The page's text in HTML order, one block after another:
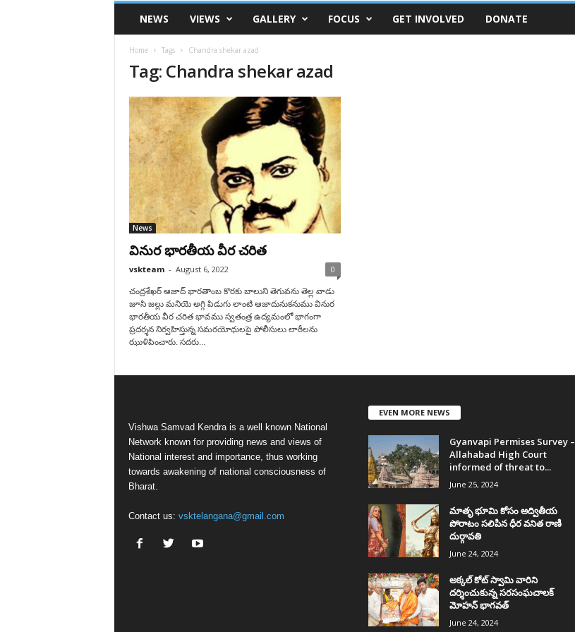
VSK
TelanganaNEWS VIEWS GALLERY FOCUS GET INVOLVED DONATE
Home Tags Chandra shekar azad
Tag: Chandra shekar azad
News
వినుర భారతీయ వీర చరిత
vskteam - August 6, 2022 0
చంద్రశేఖర్ ఆజాద్ భారతాంబ కొరకు బాలుని తెగువను తెల్ల వాడు
జూసి జల్లు మనియె అగ్గి పిడుగు లాంటి ఆజాదునుకనుము వినుర
భారతీయ వీర చరిత భావము స్వతంత్ర ఉద్యమంలో భాగంగా
ప్రదర్శన నిర్వహిస్తున్న సమరయోధులపై పోలీసులు లాఠీలను
ఝుళిపించారు. సదరు...
Vishwa Samvad Kendra is a well known National
Network known for providing news and views of
National interest and importance, thus working
towards awakening of national consciousness of
Bharat.
Contact us: vsktelangana@gmail.com
EVEN MORE NEWS
Gyanvapi Permises Survey –
Allahabad High Court
informed of threat to...
June 25, 2024
మాతృ భూమి కోసం అద్వితీయ
పోరాటం సలిపిన ధీర వనిత రాణి
దుర్గావతి
June 24, 2024
అక్కల్‌ కోట్‌ స్వామి వారిని
దర్శించుకున్న సరసంఘచాలక్
మోహన్ భాగవత్
June 24, 2024